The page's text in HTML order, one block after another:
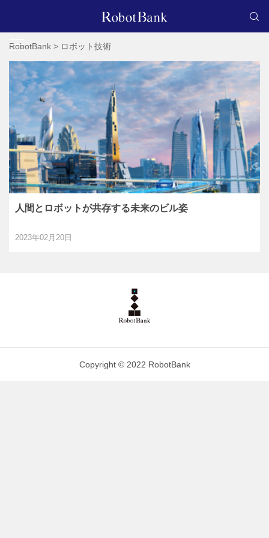
RobotBank > ロボット技術
人間とロボットが共存する未来のビル姿
2023年02月20日
Copyright © 2022 RobotBank